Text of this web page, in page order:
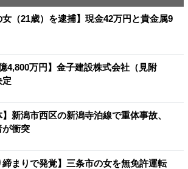
女（21歳）を逮捕】現金42万円と貴金属9
4,800万円】金子建設株式会社（見附
定
】新潟市西区の新潟寺泊線で重体事故、
が衝突
締まりで発覚】三条市の女を無免許運転